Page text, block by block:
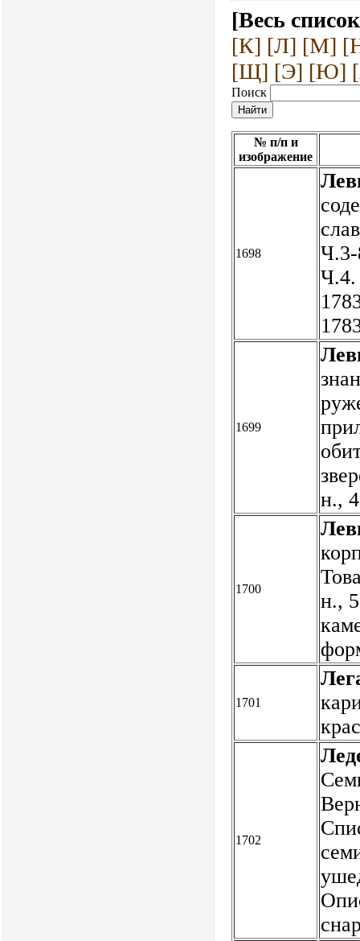
[Весь
[К] [Л] [М]
[Щ] [Э] [Ю]
Поиск
№ п/п и
изображение
1698
Ч.3-
Ч.4.
1699
н.,
1700
н.,
1701
1702